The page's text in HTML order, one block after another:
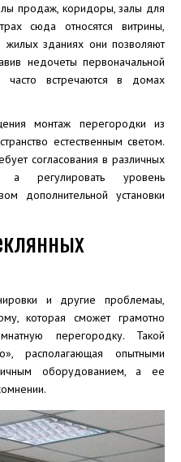
продаж, коридоры, залы для
сюда относятся витрины,
зданиях они позволяют
недочеты первоначальной
часто встречаются в домах
монтаж перегородки из
естественным светом.
согласования в различных
а регулировать уровень
дополнительной установки
и другие проблемаы,
которая сможет грамотно
перегородку. Такой
располагающая опытными
оборудованием, а ее